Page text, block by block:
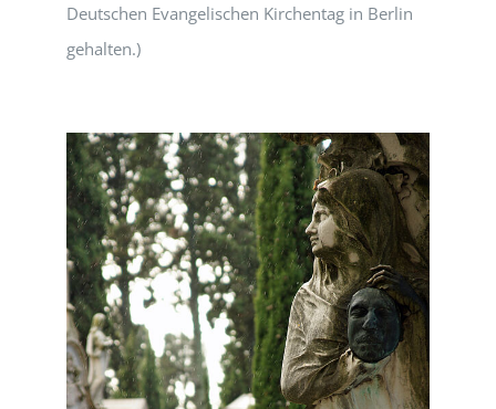
Deutschen Evangelischen Kirchentag in Berlin
gehalten.)